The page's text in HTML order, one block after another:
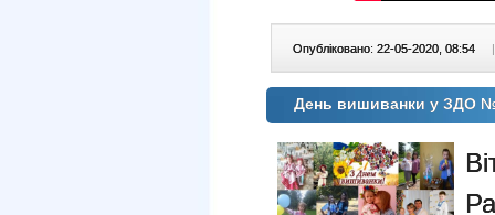
Опубліковано: 22-05-2020, 08:54 |
День вишиванки у ЗДО